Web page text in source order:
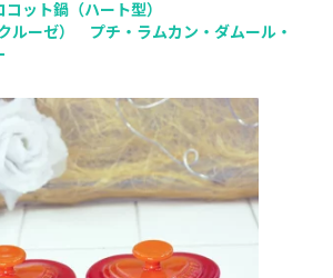
ット鍋（ハート型）
ルーゼ） プチ・ラムカン・ダムール・